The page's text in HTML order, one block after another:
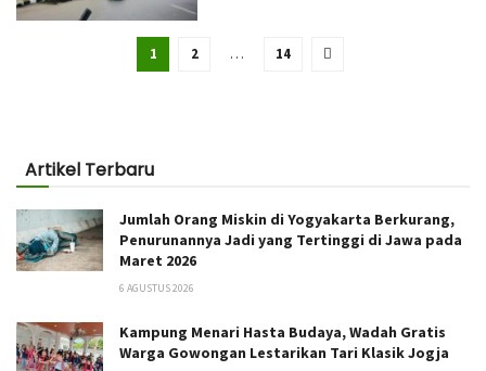
1 2 … 14
Artikel Terbaru
Jumlah Orang Miskin di Yogyakarta Berkurang,
Penurunannya Jadi yang Tertinggi di Jawa pada
Maret 2026
6 AGUSTUS 2026
Kampung Menari Hasta Budaya, Wadah Gratis
Warga Gowongan Lestarikan Tari Klasik Jogja